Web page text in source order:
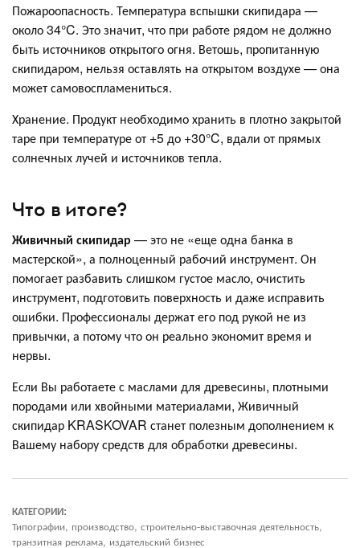
Пожароопасность. Температура вспышки скипидара —
около 34°C. Это значит, что при работе рядом не должно
быть источников открытого огня. Ветошь, пропитанную
скипидаром, нельзя оставлять на открытом воздухе — она
может самовоспламениться.
Хранение. Продукт необходимо хранить в плотно закрытой
таре при температуре от +5 до +30°C, вдали от прямых
солнечных лучей и источников тепла.
Что в итоге?
Живичный скипидар — это не «еще одна банка в
мастерской», а полноценный рабочий инструмент. Он
помогает разбавить слишком густое масло, очистить
инструмент, подготовить поверхность и даже исправить
ошибки. Профессионалы держат его под рукой не из
привычки, а потому что он реально экономит время и
нервы.
Если Вы работаете с маслами для древесины, плотными
породами или хвойными материалами, Живичный
скипидар KRASKOVAR станет полезным дополнением к
Вашему набору средств для обработки древесины.
КАТЕГОРИИ:
Типографии, производство, строительно-выставочная деятельность,
транзитная реклама, издательский бизнес